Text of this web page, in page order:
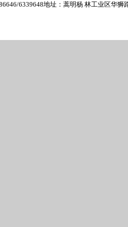
6339648地址：蒿明杨 林工业区华狮